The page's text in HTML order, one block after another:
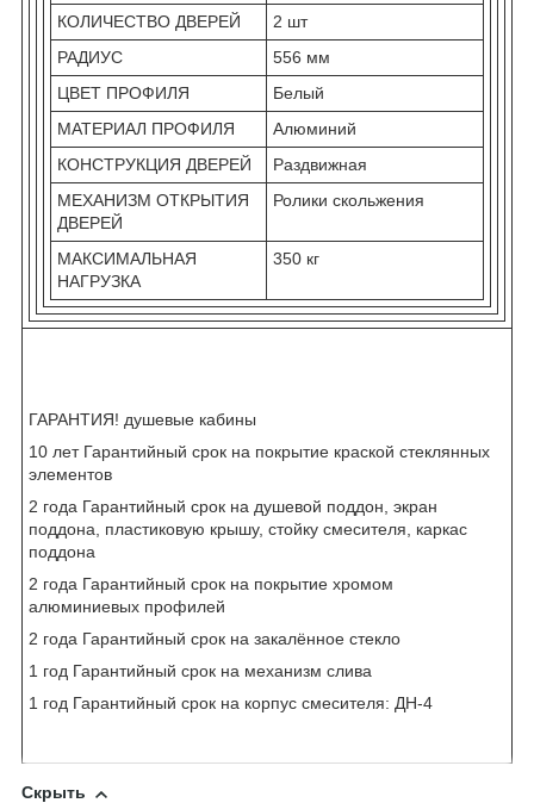
КОЛИЧЕСТВО ДВЕРЕЙ
2 шт
РАДИУС
556 мм
ЦВЕТ ПРОФИЛЯ
Белый
МАТЕРИАЛ ПРОФИЛЯ
Алюминий
КОНСТРУКЦИЯ ДВЕРЕЙ
Раздвижная
МЕХАНИЗМ ОТКРЫТИЯ
ДВЕРЕЙ
Ролики скольжения
МАКСИМАЛЬНАЯ
НАГРУЗКА
350 кг
ГАРАНТИЯ! душевые кабины
10 лет Гарантийный срок на покрытие краской стеклянных
элементов
2 года Гарантийный срок на душевой поддон, экран
поддона, пластиковую крышу, стойку смесителя, каркас
поддона
2 года Гарантийный срок на покрытие хромом
алюминиевых профилей
2 года Гарантийный срок на закалённое стекло
1 год Гарантийный срок на механизм слива
1 год Гарантийный срок на корпус смесителя: ДН-4
Скрыть